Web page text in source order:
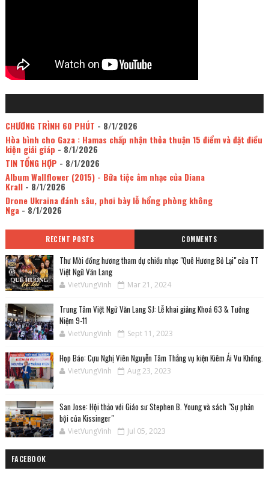
CHƯƠNG TRÌNH 60 PHÚT - 8/1/2026
Hòa bình cho Gaza : Hamas chấp nhận thỏa thuận 15 điểm và đặt điều
kiện giải giáp - 8/1/2026
TIN TỔNG HỢP - 8/1/2026
Album Wallflower (2015) - Bữa tiệc âm nhạc của Diana
Krall- 8/1/2026
Drone Ukraina đánh sâu, phơi bày lỗ hổng phòng không
Nga- 8/1/2026
RECENT POSTS COMMENTS
Thư Mời đồng hương tham dự chiều nhạc "Quê Hương Bỏ Lại" của TT
Việt Ngữ Văn Lang
VietVungVinh Mar 21, 2024
Trung Tâm Việt Ngữ Văn Lang SJ: Lễ khai giảng Khoá 63 & Tưởng
Niệm 9-11
VietVungVinh Sept 11, 2023
Họp Báo: Cựu Nghị Viên Nguyễn Tâm Thắng vụ kiện Kiêm Ái Vu Khống.
VietVungVinh Aug 23, 2023
San Jose: Hội thảo với Giáo sư Stephen B. Young và sách "Sự phản
bội của Kissinger"
VietVungVinh Jul 05, 2023
FACEBOOK